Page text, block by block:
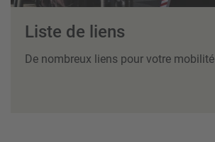
Liste de liens
De nombreux liens pour votre mobilité